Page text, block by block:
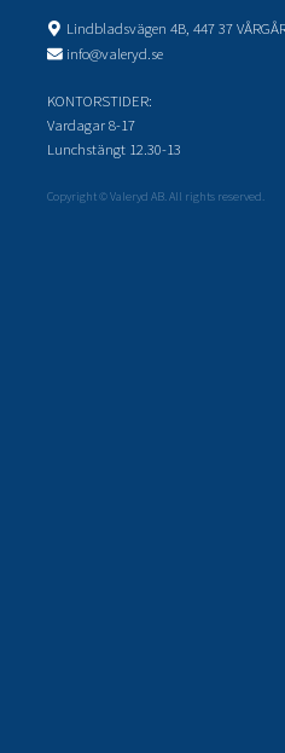
Lindbladsvägen 4B, 447 37
info@valeryd.se
KONTORSTIDER:
Vardagar 8-17
Lunchstängt 12.30-13
Copyright © Valeryd AB. All rights reserved.